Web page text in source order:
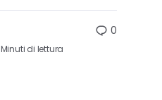
di lettura
0